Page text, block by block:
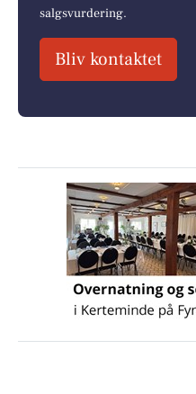
salgsvurdering.
Bliv kontaktet